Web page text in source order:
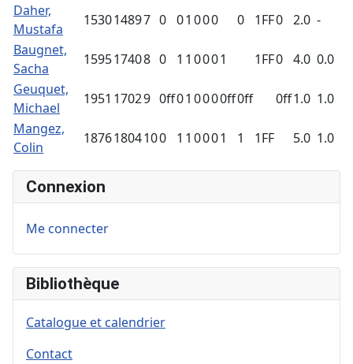
Daher,
Mustafa
153014897 0 01 000 0 1FF0 2.0 -
Baugnet,
Sacha
159517408 0 1 1 0001 1FF0 4.0 0.0
Geuquet,
Michael
1951 17029 0ff01 0000ff0ff 0ff1.0 1.0
Mangez,
Colin
18761804100 1 1 0001 1 1FF 5.0 1.0
Connexion
Me connecter
Bibliothèque
Catalogue et calendrier
Contact